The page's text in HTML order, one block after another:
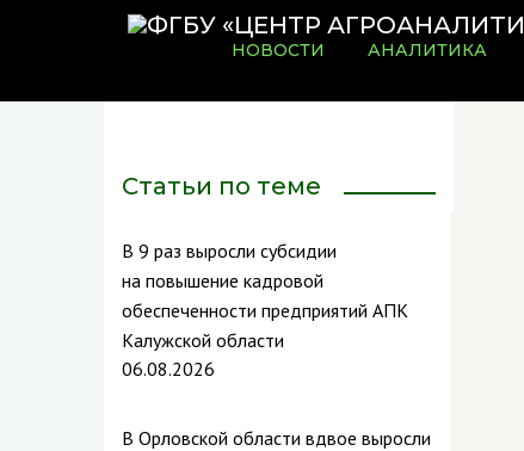
НОВОСТИ АНАЛИТИКА
Статьи по теме
В 9 раз выросли субсидии
на повышение кадровой
обеспеченности предприятий АПК
Калужской области
06.08.2026
В Орловской области вдвое выросли